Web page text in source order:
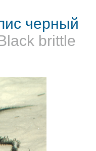
черный
brittle